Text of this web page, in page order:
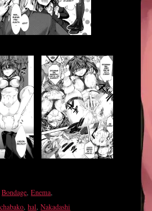
Bondage,Enema,
,hal,Nakadashi